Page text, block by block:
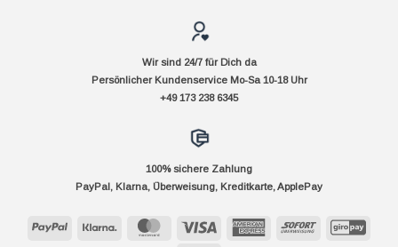
Wir sind 24/7 für Dich da
Persönlicher Kundenservice Mo-Sa 10-18 Uhr
+49 173 238 6345
100% sichere Zahlung
PayPal, Klarna, Überweisung, Kreditkarte, ApplePay
PayPal Klarna MasterCard Visa
AmericanSofort